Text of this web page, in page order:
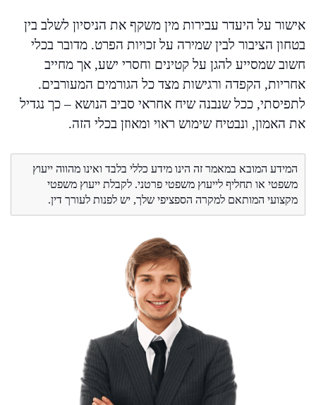
אישור על היעדר עבירות מין משקף את הניסיון לשלב בין
בטחון הציבור לבין שמירה על זכויות הפרט. מדובר בכלי
חשוב שמסייע להגן על קטינים וחסרי ישע, אך מחייב
אחריות, הקפדה ורגישות מצד כל הגורמים המעורבים.
לתפיסתי, ככל שנבנה שיח אחראי סביב הנושא – כך נגדיל
את האמון, ונבטיח שימוש ראוי ומאוזן בכלי הזה.
המידע המובא במאמר זה הינו מידע כללי בלבד ואינו מהווה ייעוץ
משפטי או תחליף לייעוץ משפטי פרטני. לקבלת ייעוץ משפטי
מקצועי המותאם למקרה הספציפי שלך, יש לפנות לעורך דין.